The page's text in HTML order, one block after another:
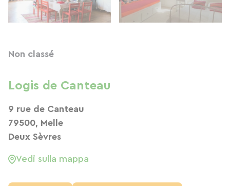
Non classé
Logis de Canteau
9 rue de Canteau
79500, Melle
Deux Sèvres
Vedi sulla mappa